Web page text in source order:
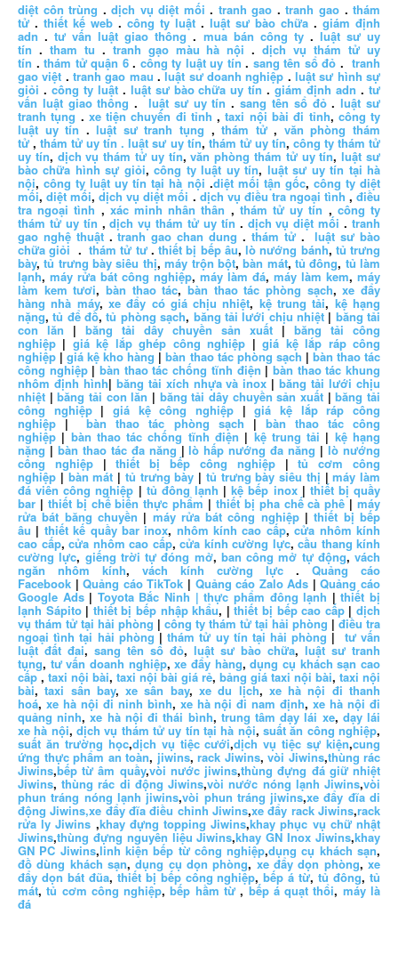
diệt côn trùng .dịch vụ diệt mối . tranh gao .tranh gao .thám
tử . thiết kế web . công ty luật . luật sư bào chữa . giám định
adn .tư vấn luật giao thông . mua bán công ty. luật sư uy
tín . tham tu . tranh gạo màu hà nội .dịch vụ thám tử uy
tín .thám tử quận 6. công ty luật uy tín . sang tên sổ đỏ .tranh
gao việt .tranh gao mau .luật sư doanh nghiệp .luật sư hình sự
giỏi . công ty luật. luật sư bào chữa uy tín .giám định adn .tư
vấn luật giao thông . luật sư uy tín .sang tên sổ đỏ.luật sư
tranh tụng . xe tiện chuyến đi tỉnh ,taxi nội bài đi tỉnh, công ty
luật uy tín .luật sư tranh tụng ,thám tử, văn phòng thám
tử ,thám tử uy tín . luật sư uy tín, thám tử uy tín, công ty thám tử
uy tín, dịch vụ thám tử uy tín,văn phòng thám tử uy tín,luật sư
bào chữa hình sự giỏi,công ty luật uy tín, luật sư uy tín tại hà
nội,công ty luật uy tín tại hà nội .diệt mối tận gốc, công ty diệt
mối,diệt mối,dịch vụ diệt mối . dịch vụ điều tra ngoại tình ,điều
tra ngoại tình , xác minh nhân thân , thám tử uy tín , công ty
thám tử uy tín ,dịch vụ thám tử uy tín . dịch vụ diệt mối .tranh
gao nghệ thuật.tranh gao chan dung . thám tử.luật sư bào
chữa giỏi .thám tử tư.thiết bị bếp âu,lò nướng bánh, tủ trưng
bày,tủ trưng bày siêu thị,máy trộn bột,bàn mát, tủ đông, tủ làm
lạnh, máy rửa bát công nghiệp, máy làm đá, máy làm kem, máy
làm kem tươi,bàn thao tác,bàn thao tác phòng sạch,xe đẩy
hàng nhà máy, xe đẩy có giá chịu nhiệt, kệ trung tải, kệ hạng
nặng,tủ để đồ,tủ phòng sạch, băng tải lưới chịu nhiệt| băng tải
con lăn | băng tải dây chuyền sản xuất | băng tải công
nghiệp | giá kệ lắp ghép công nghiệp |giá kệ lắp ráp công
nghiệp |giá kệ kho hàng |bàn thao tác phòng sạch | bàn thao tác
công nghiệp|bàn thao tác chống tĩnh điện | bàn thao tác khung
nhôm định hình| băng tải xích nhựa và inox |băng tải lưới chịu
nhiệt |băng tải con lăn | băng tải dây chuyền sản xuất |băng tải
công nghiệp|giá kệ công nghiệp |giá kệ lắp ráp công
nghiệp |bàn thao tác phòng sạch | bàn thao tác công
nghiệp | bàn thao tác chống tĩnh điện | kệ trung tải | kệ hạng
nặng | bàn thao tác đa năng |lò hấp nướng đa năng |lò nướng
công nghiệp|thiết bị bếp công nghiệp|tủ cơm công
nghiệp | bàn mát | tủ trưng bày | tủ trưng bày siêu thị |máy làm
đá viên công nghiệp | tủ đông lạnh |kệ bếp inox| thiết bị quầy
bar | thiết bị chế biến thực phẩm | thiết bị pha chế cà phê | máy
rửa bát băng chuyền | máy rửa bát công nghiệp|thiết bị bếp
âu | thiết kế quầy bar inox, nhôm kính cao cấp,cửa nhôm kính
cao cấp, cửa nhôm cao cấp, cửa kính cường lực, cầu thang kính
cường lực, giếng trời tự đóng mở, ban công mở tự động, vách
ngăn nhôm kính, vách kính cường lực . Quảng cáo
Facebook |Quảng cáo TikTok | Quảng cáo Zalo Ads |Quảng cáo
Google Ads| Toyota Bắc Ninh | thực phẩm đông lạnh |thiết bị
lạnh Sápito | thiết bị bếp nhập khẩu, |thiết bị bếp cao cấp|dịch
vụ thám tử tại hải phòng | công ty thám tử tại hải phòng | điều tra
ngoại tình tại hải phòng |thám tử uy tín tại hải phòng | tư vấn
luật đất đai, sang tên sổ đỏ, luật sư bào chữa, luật sư tranh
tụng, tư vấn doanh nghiệp,xe đẩy hàng,dụng cụ khách sạn cao
cấp , taxi nội bài, taxi nội bài giá rẻ, bảng giá taxi nội bài, taxi nội
bài,taxi sân bay,xe sân bay,xe du lịch, xe hà nội đi thanh
hoá, xe hà nội đi ninh bình, xe hà nội đi nam định,xe hà nội đi
quảng ninh,xe hà nội đi thái bình, trung tâm dạy lái xe, dạy lái
xe hà nội,dịch vụ thám tử uy tín tại hà nội,suất ăn công nghiệp,
suất ăn trường học,dịch vụ tiệc cưới,dịch vụ tiệc sự kiện,cung
ứng thực phẩm an toàn, jiwins, rack Jiwins, vòi Jiwins,thùng rác
Jiwins,bếp từ âm quầy,vòi nước jiwins,thùng đựng đá giữ nhiệt
Jiwins,thùng rác di động Jiwins,vòi nước nóng lạnh Jiwins,vòi
phun tráng nóng lạnh jiwins,vòi phun tráng jiwins,xe đẩy đĩa di
động Jiwins,xe đẩy đĩa điều chỉnh Jiwins,xe đẩy rack Jiwins,rack
rửa ly Jiwins ,khay đựng topping Jiwins,khay phục vụ chữ nhật
Jiwins,thùng đựng nguyên liệu Jiwins,khay GN Inox Jiwins,khay
GN PC Jiwins,linh kiện bếp từ công nghiệp,dụng cụ khách sạn,
đồ dùng khách sạn,dụng cụ dọn phòng, xe đẩy dọn phòng,xe
đẩy dọn bát đũa, thiết bị bếp công nghiệp,bếp á từ,tủ đông,tủ
mát,tủ cơm công nghiệp,bếp hầm từ , bếp á quạt thổi, máy là
đá